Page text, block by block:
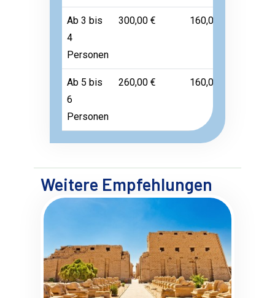
Ab 3 bis
4
Personen
300,00 € 160,00 €
Ab 5 bis
6
Personen
260,00 € 160,00 €
Weitere Empfehlungen